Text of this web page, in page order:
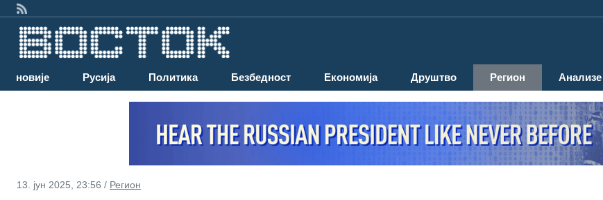
Најновије Русија Политика Безбедност Економија Друштво Регион Анализе
13. јун 2025, 23:56 / Регион